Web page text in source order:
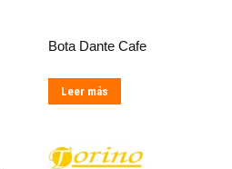
Bota Dante Cafe
Leer más